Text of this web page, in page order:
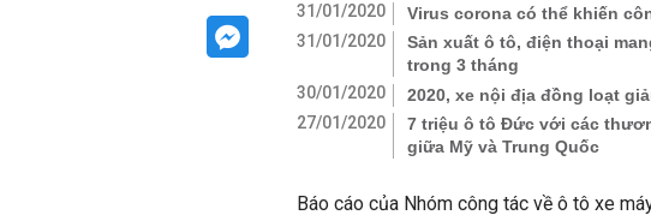
31/01/2020
Virus corona có thể khiến
31/01/2020
Sản xuất ô tô, điện thoại
trong 3 tháng
30/01/2020
2020, xe nội địa đồng loạt
27/01/2020
7 triệu ô tô Đức với các
giữa Mỹ và Trung Quốc
Báo cáo của Nhóm công tác về ô tô xe